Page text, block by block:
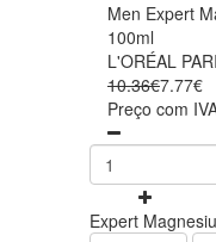
Men Expert
100ml
L'ORÉAL
10.36€7.77€
Preço com
Expert